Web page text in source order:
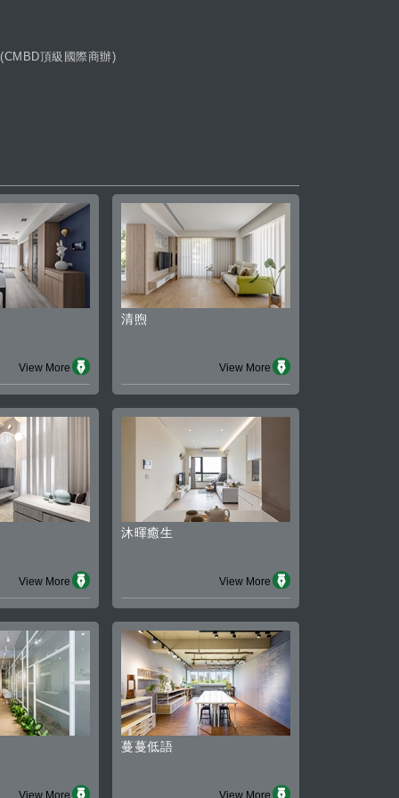
頂級國際商辦)
View More
清煦
View More
View More
沐暉癒生
View More
View More
蔓蔓低語
View More